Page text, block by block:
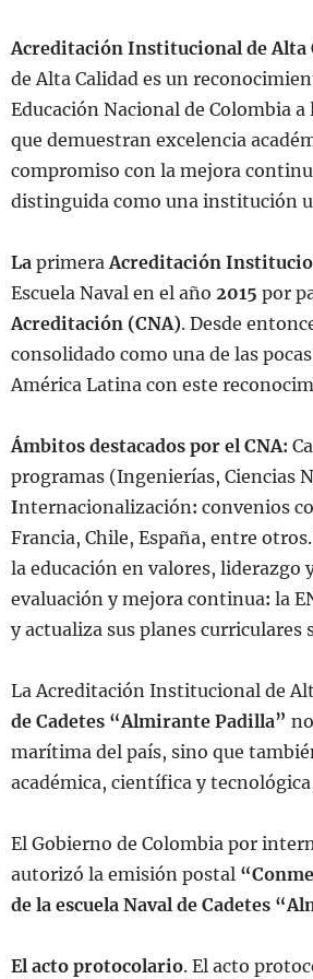
Acreditación Institucional de Alta
de Alta Calidad es un
Educación Nacional de Colombia a
que demuestran excelencia
compromiso con la mejora
distinguida como una institución
La primeraAcreditación
Escuela Naval en el año 2015 por
Acreditación (CNA). Desde
consolidado como una de las
América Latina con este
Ámbitos destacados por el CNA:
programas (Ingenierías, Ciencias
Internacionalización: convenios
Francia, Chile, España, entre otros.
la educación en valores, liderazgo
evaluación y mejora continua: la
y actualiza sus planes
La Acreditación Institucional de
de Cadetes “Almirante Padilla”
marítima del país, sino que
académica, científica y
El Gobierno de Colombia por
autorizó la emisión postal
de la escuela Naval de Cadetes
El acto protocolario. El acto